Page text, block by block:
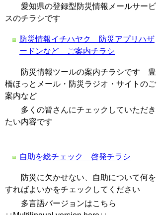
愛知県の登録型防災情報メールサービ
スのチラシです
防災情報イチハヤク 防災アプリハザ
ードンなど ご案内チラシ
防災情報ツールの案内チラシです 豊
橋ほっとメール・防災ラジオ・サイトのご
案内など
多くの皆さんにチェックしていただき
たい内容です
自助を総チェック 啓発チラシ
防災に欠かせない、自助について何を
すればよいかをチェックしてください
多言語バージョンはこちら